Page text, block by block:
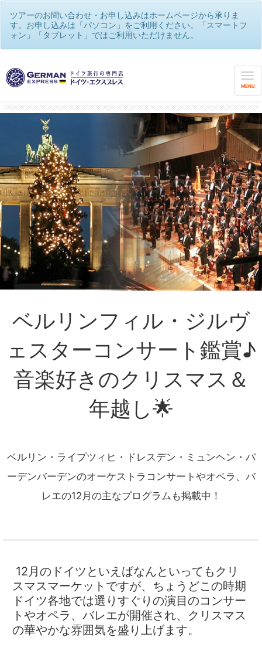
ツアーのお問い合わせ・お申し込みはホームページから承りま
す。お申し込みは「パソコン」をご利用ください。「スマートフ
ォン」「タブレット」ではご利用いただけません。
MENU
ベルリンフィル・ジルヴェスターコンサート鑑賞♪音楽好きのクリ
スマス＆年越し🌟
ベルリンフィル・ジルヴ
ェスターコンサート鑑賞♪
音楽好きのクリスマス＆
年越し🌟
ベルリン・ライプツィヒ・ドレスデン・ミュンヘン・バ
ーデンバーデンのオーケストラコンサートやオペラ、バ
レエの12月の主なプログラムも掲載中！
12月のドイツといえばなんといってもクリ
スマスマーケットですが、ちょうどこの時期
ドイツ各地では選りすぐりの演目のコンサー
トやオペラ、バレエが開催され、クリスマス
の華やかな雰囲気を盛り上げます。